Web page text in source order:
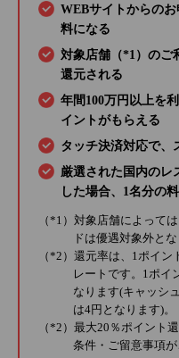
WEBサイトからの
料になる
対象店舗（*1）のご
還元される
年間100万円以上を
イントがもらえる
タッチ決済対応で、
厳選された国内のレ
した場合、1名分の
（*1）対象店舗によって
ドは優遇対象外とな
（*2）還元率は、1ポイ
レートです。1ポイ
なります(キャッシ
は4円となります)。
（*2）最大20％ポイント
条件・ご留意事項